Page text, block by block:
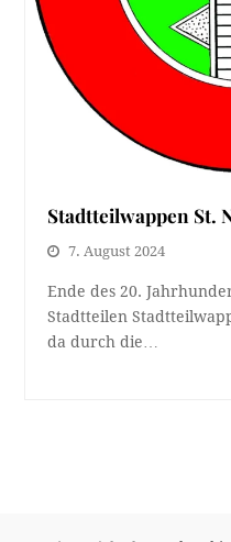
Stadtteilwappen St.
7. August 2024
Ende des 20.
Stadtteilen
da durch die…